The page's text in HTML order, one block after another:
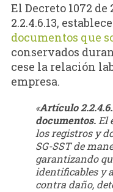
El Decreto 1072
2.2.4.6.13,
documentos que
conservados
cese la relación
empresa.
«Artículo
documentos.El
los registros y
SG-SST de
garantizando
identificables y
contra daño,